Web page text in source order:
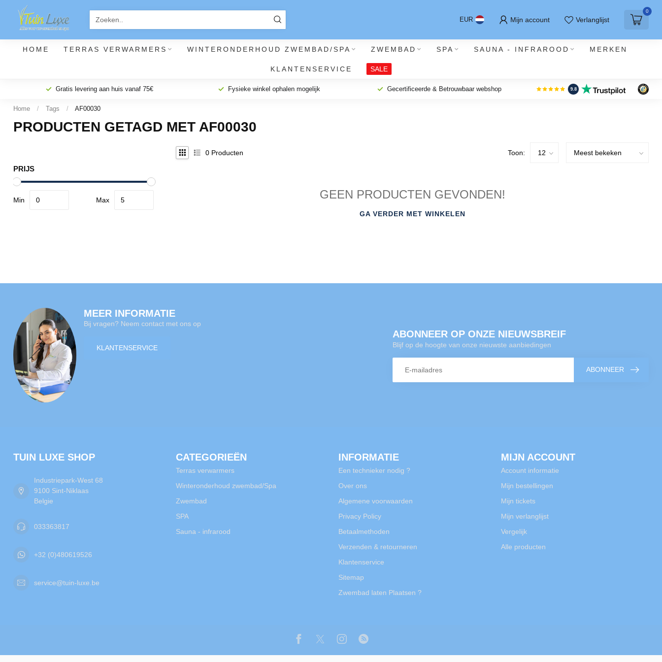
EUR Mijn account Verlanglijst
0
HOME TERRAS VERWARMERS WINTERONDERHOUD ZWEMBAD/SPA ZWEMBAD SPA SAUNA - INFRAROOD MERKEN
KLANTENSERVICE SALE
Gratis levering aan huis vanaf 75€ Fysieke winkel ophalen mogelijk Gecertificeerde & Betrouwbaar webshop 9.8
Home / Tags / AF00030
PRODUCTEN GETAGD MET AF00030
PRIJS
Min Max
0 Producten Toon:
GEEN PRODUCTEN GEVONDEN!
GA VERDER MET WINKELEN
MEER INFORMATIE
Bij vragen? Neem contact met ons op
KLANTENSERVICE
ABONNEER OP ONZE NIEUWSBREIF
Blijf op de hoogte van onze nieuwste aanbiedingen
ABONNEER
TUIN LUXE SHOP
Industriepark-West 68
9100 Sint-Niklaas
Belgie
033363817
+32 (0)480619526
service@tuin-luxe.be
CATEGORIEËN
Terras verwarmers
Winteronderhoud zwembad/Spa
Zwembad
SPA
Sauna - infrarood
INFORMATIE
Een technieker nodig ?
Over ons
Algemene voorwaarden
Privacy Policy
Betaalmethoden
Verzenden & retourneren
Klantenservice
Sitemap
Zwembad laten Plaatsen ?
MIJN ACCOUNT
Account informatie
Mijn bestellingen
Mijn tickets
Mijn verlanglijst
Vergelijk
Alle producten